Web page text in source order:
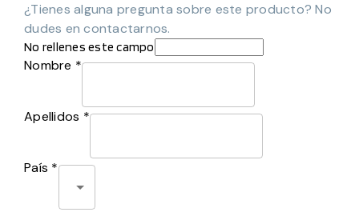
¿Tienes alguna pregunta sobre este producto? No
dudes en contactarnos.
No rellenes este campo
Nombre *
Apellidos *
País *